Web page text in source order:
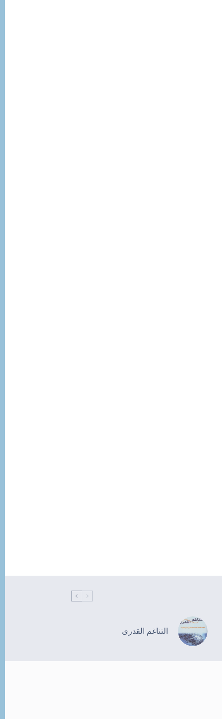
التناغم القدرى